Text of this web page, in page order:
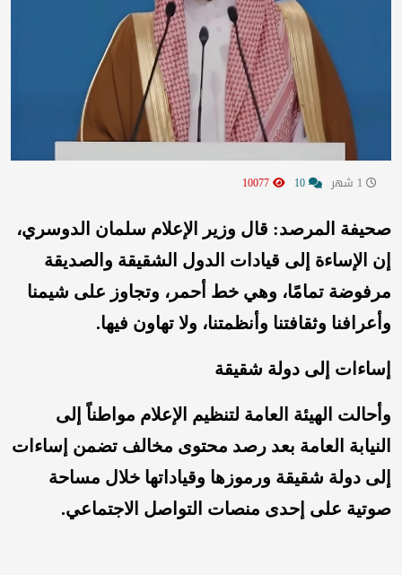
صحيفة المرصد: قال وزير الإعلام سلمان الدوسري،
إن الإساءة إلى قيادات الدول الشقيقة والصديقة
مرفوضة تمامًا، وهي خط أحمر، وتجاوز على شيمنا
وأعرافنا وثقافتنا وأنظمتنا، ولا تهاون فيها.
إساءات إلى دولة شقيقة
وأحالت الهيئة العامة لتنظيم الإعلام مواطناً إلى
النيابة العامة بعد رصد محتوى مخالف تضمن إساءات
إلى دولة شقيقة ورموزها وقياداتها خلال مساحة
صوتية على إحدى منصات التواصل الاجتماعي.